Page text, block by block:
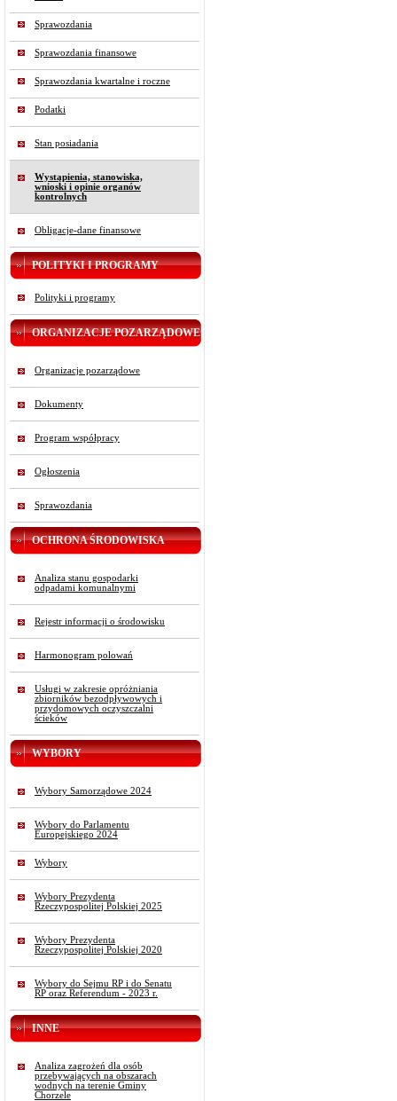
Sprawozdania
Sprawozdania finansowe
Sprawozdania kwartalne i roczne
Podatki
Stan posiadania
Wystąpienia, stanowiska,
wnioski i opinie organów
kontrolnych
Obligacje-dane finansowe
POLITYKI I PROGRAMY
Polityki i programy
ORGANIZACJE POZARZĄDOWE
Organizacje pozarządowe
Dokumenty
Program współpracy
Ogłoszenia
Sprawozdania
OCHRONA ŚRODOWISKA
Analiza stanu gospodarki
odpadami komunalnymi
Rejestr informacji o środowisku
Harmonogram polowań
Usługi w zakresie opróżniania
zbiorników bezodpływowych i
przydomowych oczyszczalni
ścieków
WYBORY
Wybory Samorządowe 2024
Wybory do Parlamentu
Europejskiego 2024
Wybory
Wybory Prezydenta
Rzeczypospolitej Polskiej 2025
Wybory Prezydenta
Rzeczypospolitej Polskiej 2020
Wybory do Sejmu RP i do Senatu
RP oraz Referendum - 2023 r.
INNE
Analiza zagrożeń dla osób
przebywających na obszarach
wodnych na terenie Gminy
Chorzele